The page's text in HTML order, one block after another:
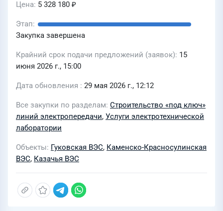
Цена 5 328 180 ₽
Этап
Закупка завершена
Крайний срок подачи предложений (заявок) 15
июня 2026 г., 15:00
Дата обновления 29 мая 2026 г., 12:12
Все закупки по разделам Строительство «под ключ»
линий электропередачи, Услуги электротехнической
лаборатории
Объекты Гуковская ВЭС, Каменско-Красносулинская
ВЭС, Казачья ВЭС